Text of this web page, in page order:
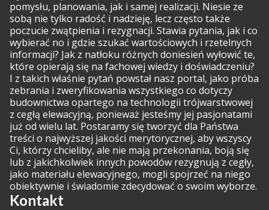
Kontakt
pomysłu, planowania, jak i samej realizacji. Niesie ze
sobą nie tylko radość i nadzieję, lecz często także
poczucie zwątpienia i rezygnacji. Stawia pytania, jak i co
wybierać no i gdzie szukać wartościowych i rzetelnych
informacji? Jak z natłoku różnych doniesień wyłowić te,
które opierają się na fachowej wiedzy i doświadczeniu?
I z takich właśnie pytań powstał nasz portal, jako próba
zebrania i zweryfikowania wszystkiego co dotyczy
budownictwa opartego na technologii trójwarstwowej
z cegłą elewacyjną, ponieważ jesteśmy jej pasjonatami
już od wielu lat. Postaramy się tworzyć dla Państwa
treści o najwyższej jakości merytorycznej, aby wszyscy
Ci, którzy chcieliby, ale nie mają przekonania, boją się
lub z jakichkolwiek innych powodów rezygnują z cegły,
jako materiału elewacyjnego, mogli spojrzeć na niego
obiektywnie i świadomie zdecydować o swoim wyborze.